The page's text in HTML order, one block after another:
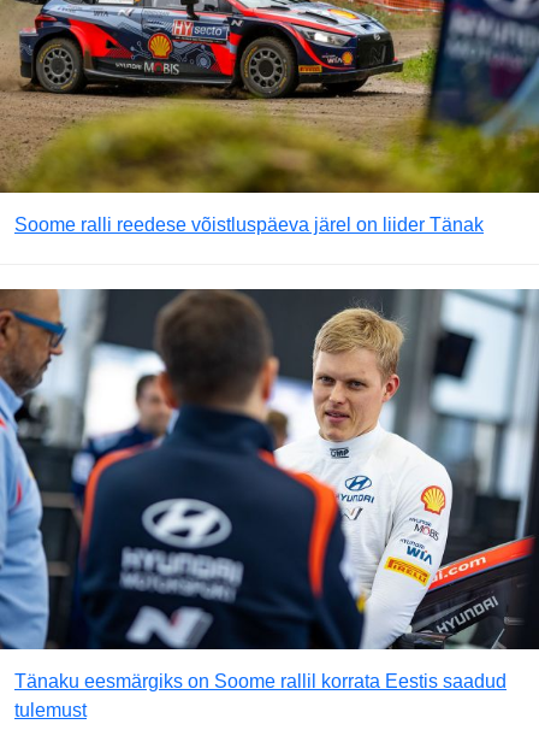
Soome ralli reedese võistluspäeva järel on liider Tänak
Tänaku eesmärgiks on Soome rallil korrata Eestis saadud
tulemust